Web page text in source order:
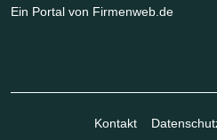
Ein Portal von Firmenweb.de
Kontakt